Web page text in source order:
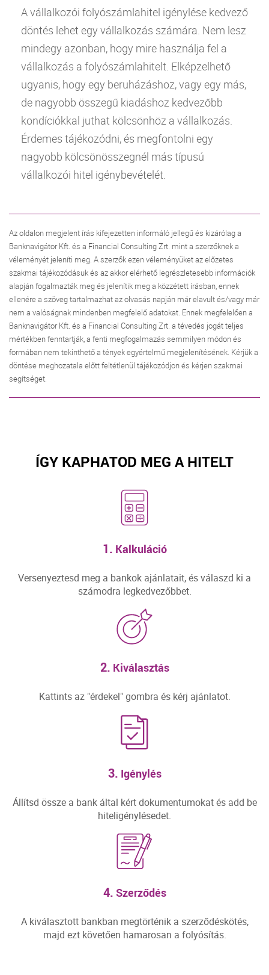
A vállalkozói folyószámlahitel igénylése kedvező
döntés lehet egy vállalkozás számára. Nem lesz
mindegy azonban, hogy mire használja fel a
vállalkozás a folyószámlahitelt. Elképzelhető
ugyanis, hogy egy beruházáshoz, vagy egy más,
de nagyobb összegű kiadáshoz kedvezőbb
kondíciókkal juthat kölcsönhöz a vállalkozás.
Érdemes tájékozódni, és megfontolni egy
nagyobb kölcsönösszegnél más típusú
vállalkozói hitel igénybevételét.
Az oldalon megjelent írás kifejezetten informáló jellegű és kizárólag a
Banknavigátor Kft. és a Financial Consulting Zrt. mint a szerzőknek a
véleményét jeleníti meg. A szerzők ezen véleményüket az előzetes
szakmai tájékozódásuk és az akkor elérhető legrészletesebb információk
alapján fogalmazták meg és jelenítik meg a közzétett írásban, ennek
ellenére a szöveg tartalmazhat az olvasás napján már elavult és/vagy már
nem a valóságnak mindenben megfelelő adatokat. Ennek megfelelően a
Banknavigátor Kft. és a Financial Consulting Zrt. a tévedés jogát teljes
mértékben fenntartják, a fenti megfogalmazás semmilyen módon és
formában nem tekinthető a tények egyértelmű megjelenítésének. Kérjük a
döntése meghozatala előtt feltétlenül tájékozódjon és kérjen szakmai
segítséget.
ÍGY KAPHATOD MEG A HITELT
1. Kalkuláció
Versenyeztesd meg a bankok ajánlatait, és válaszd ki a
számodra legkedvezőbbet.
2. Kiválasztás
Kattints az "érdekel" gombra és kérj ajánlatot.
3. Igénylés
Állítsd össze a bank által kért dokumentumokat és add be
hiteligénylésedet.
4. Szerződés
A kiválasztott bankban megtörténik a szerződéskötés,
majd ezt követően hamarosan a folyósítás.